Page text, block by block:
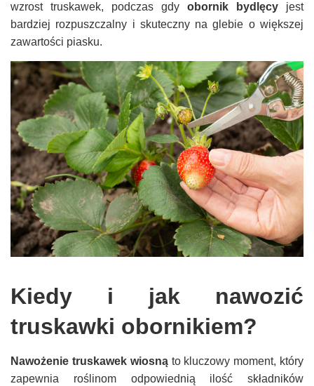
wzrost truskawek, podczas gdy obornik bydlęcy jest
bardziej rozpuszczalny i skuteczny na glebie o większej
zawartości piasku.
Kiedy i jak nawozić
truskawki obornikiem?
Nawożenie truskawek wiosnąto kluczowy moment, który
zapewnia roślinom odpowiednią ilość składników